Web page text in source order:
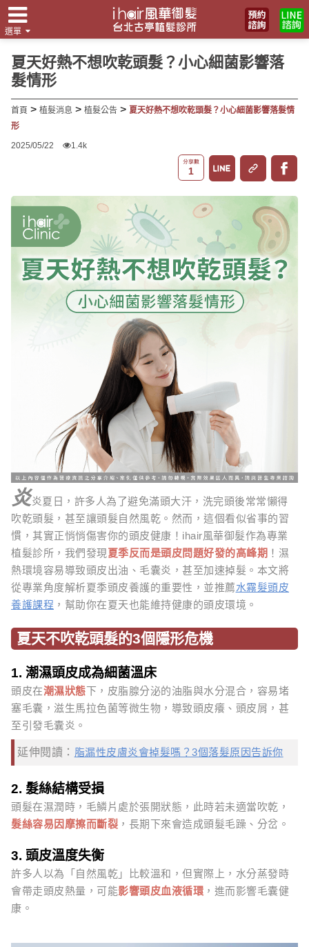
選單
夏天好熱不想吹乾頭髮？小心細菌影響落
髮情形
首頁 > 植髮消息 > 植髮公告 > 夏天好熱不想吹乾頭髮？小心細菌影響落髮情
形
2025/05/22
1.4k
1
炎炎夏日，許多人為了避免滿頭大汗，洗完頭後常常懶得
吹乾頭髮，甚至讓頭髮自然風乾。然而，這個看似省事的習
慣，其實正悄悄傷害你的頭皮健康！ihair風華御髮作為專業
植髮診所，我們發現夏季反而是頭皮問題好發的高峰期 ！濕
熱環境容易導致頭皮出油、毛囊炎，甚至加速掉髮。本文將
從專業角度解析夏季頭皮養護的重要性，並推薦水霧髮頭皮
養護課程 ，幫助你在夏天也能維持健康的頭皮環境。
夏天不吹乾頭髮的3個隱形危機
1. 潮濕頭皮成為細菌溫床
頭皮在潮濕狀態下，皮脂腺分泌的油脂與水分混合，容易堵
塞毛囊，滋生馬拉色菌等微生物，導致頭皮癢、頭皮屑，甚
至引發毛囊炎。
延伸閱讀： 脂漏性皮膚炎會掉髮嗎？3個落髮原因告訴你
2. 髮絲結構受損
頭髮在濕潤時，毛鱗片處於張開狀態，此時若未適當吹乾，
髮絲容易因摩擦而斷裂 ，長期下來會造成頭髮毛躁、分岔。
3. 頭皮溫度失衡
許多人以為「自然風乾」比較溫和，但實際上，水分蒸發時
會帶走頭皮熱量，可能影響頭皮血液循環 ，進而影響毛囊健
康。